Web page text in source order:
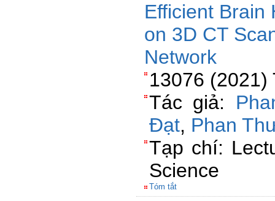
Efficient Brain
on 3D CT
Network
13076 (2021)
Tác giả:
Đạt, Phan
Tạp chí:
Science
Tóm tắt